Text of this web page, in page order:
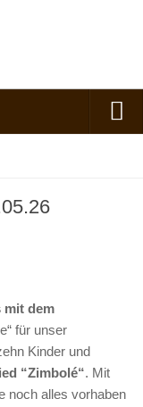
mit dem
für unser
Kinder und
“Zimbolé“. Mit
noch alles vorhaben